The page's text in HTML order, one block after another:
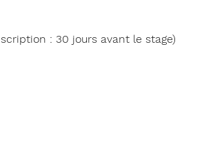
: 30 jours avant le stage)